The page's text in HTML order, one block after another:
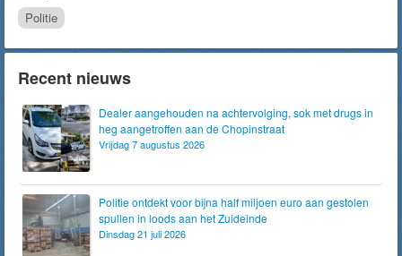
Politie
Recent nieuws
Dealer aangehouden na achtervolging, sok met drugs in
heg aangetroffen aan de Chopinstraat
Vrijdag 7 augustus 2026
Politie ontdekt voor bijna half miljoen euro aan gestolen
spullen in loods aan het Zuideinde
Dinsdag 21 juli 2026